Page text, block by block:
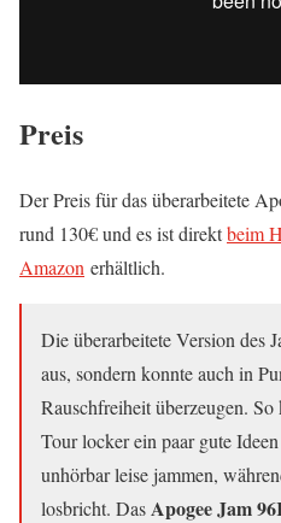
Preis
Der Preis für das überarbeitete
rund 130€ und es ist direktbeim
Amazon erhältlich.
Die überarbeitete Version des
aus, sondern konnte auch in
Rauschfreiheit überzeugen.
Tour locker ein paar gute
unhörbar leise jammen,
losbricht. DasApogee Jam